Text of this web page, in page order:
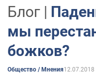
Блог |
мы
божков?
Общество / Мнения12.07.2018